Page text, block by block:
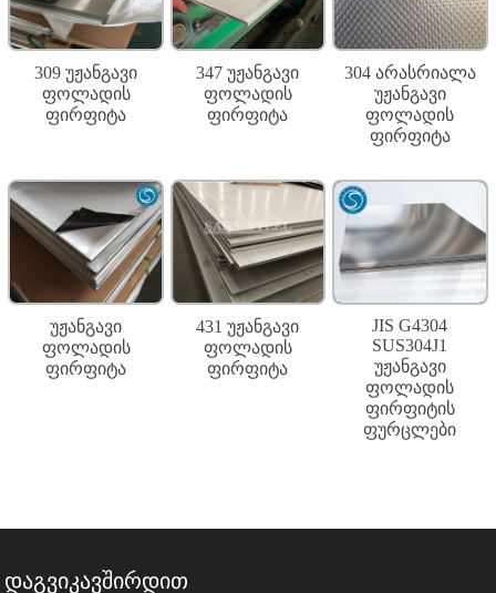
309 უჟანგავი
ფოლადის
ფირფიტა
347 უჟანგავი
ფოლადის
ფირფიტა
304 არასრიალა
უჟანგავი
ფოლადის
ფირფიტა
უჟანგავი
ფოლადის
ფირფიტა
431 უჟანგავი
ფოლადის
ფირფიტა
JIS G4304
SUS304J1
უჟანგავი
ფოლადის
ფირფიტის
ფურცლები
დაგვიკავშირდით